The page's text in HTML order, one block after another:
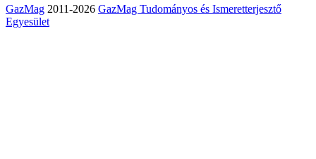
GazMag 2011-2026 GazMag Tudományos és Ismeretterjesztő
Egyesület